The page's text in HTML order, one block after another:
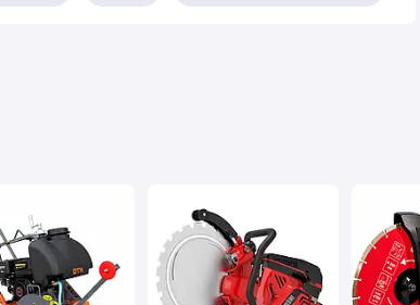
GT7208S 3,5 кВт диск 400 мм
кг